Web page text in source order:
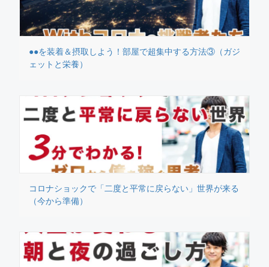
●●を装着＆摂取しよう！部屋で超集中する方法③（ガジ
ェットと栄養）
コロナショックで「二度と平常に戻らない」世界が来る
（今から準備）